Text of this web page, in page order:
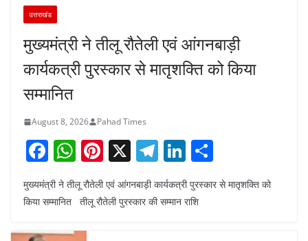
उत्तराखंड
मुख्यमंत्री ने तीलू रौतेली एवं आंगनबाड़ी
कार्यकत्री पुरस्कार से मातृशक्ति को किया
सम्मानित
August 8, 2026 Pahad Times
F
a
c
W
h
at
Pi
nt
er
X T
el
e
Li
n
k
h
ar
मुख्यमंत्री ने तीलू रौतेली एवं आंगनबाड़ी कार्यकत्री पुरस्कार से मातृशक्ति को
किया सम्मानित तीलू रौतेली पुरस्कार की सम्मान राशि